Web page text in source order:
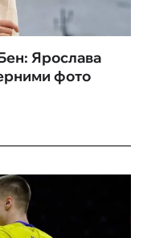
Ярослава
фото